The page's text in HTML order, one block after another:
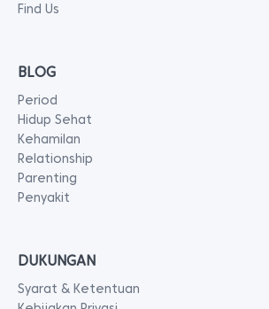
Find Us
BLOG
Period
Hidup Sehat
Kehamilan
Relationship
Parenting
Penyakit
DUKUNGAN
Syarat & Ketentuan